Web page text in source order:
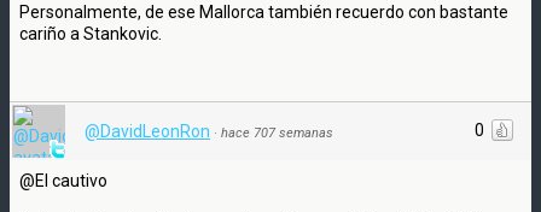
Personalmente, de ese Mallorca también recuerdo con bastante
cariño a Stankovic.
0
@DavidLeonRon · hace 707 semanas
@El cautivo